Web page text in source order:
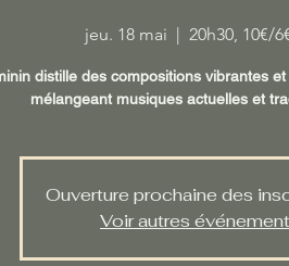
jeu. 18 mai
  |
20h30, 10€/
distille des compositions vibrantes
mélangeant musiques actuelles et
Ouverture prochaine des
Voir autres